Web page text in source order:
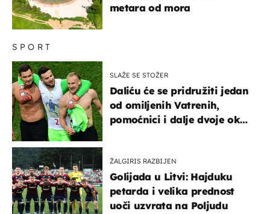
SPORT
SLAŽE SE STOŽER
Daliću će se pridružiti jedan
od omiljenih Vatrenih,
pomoćnici i dalje dvoje oko
ŽALGIRIS RAZBIJEN
Golijada u Litvi: Hajduku
petarda i velika prednost
uoči uzvrata na Poljudu
metara od mora